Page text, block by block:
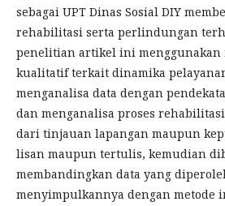
sebagai UPT Dinas Sosial DIY
rehabilitasi serta perlindungan
penelitian artikel ini menggunakan
kualitatif terkait dinamika
menganalisa data dengan
dan menganalisa proses
dari tinjauan lapangan maupun
lisan maupun tertulis, kemudian
membandingkan data yang
menyimpulkannya dengan metode